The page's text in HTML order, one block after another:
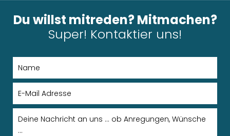
Du willst mitreden? Mitmachen?
Super! Kontaktier uns!